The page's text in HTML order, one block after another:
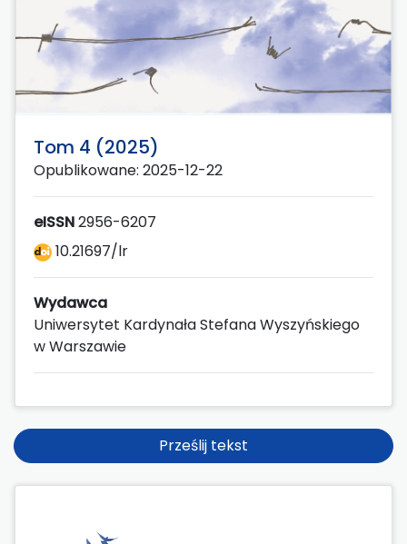
Tom 4 (2025)
Opublikowane: 2025-12-22
eISSN2956-6207
10.21697/lr
Wydawca
Uniwersytet Kardynała Stefana Wyszyńskiego
w Warszawie
Prześlij tekst